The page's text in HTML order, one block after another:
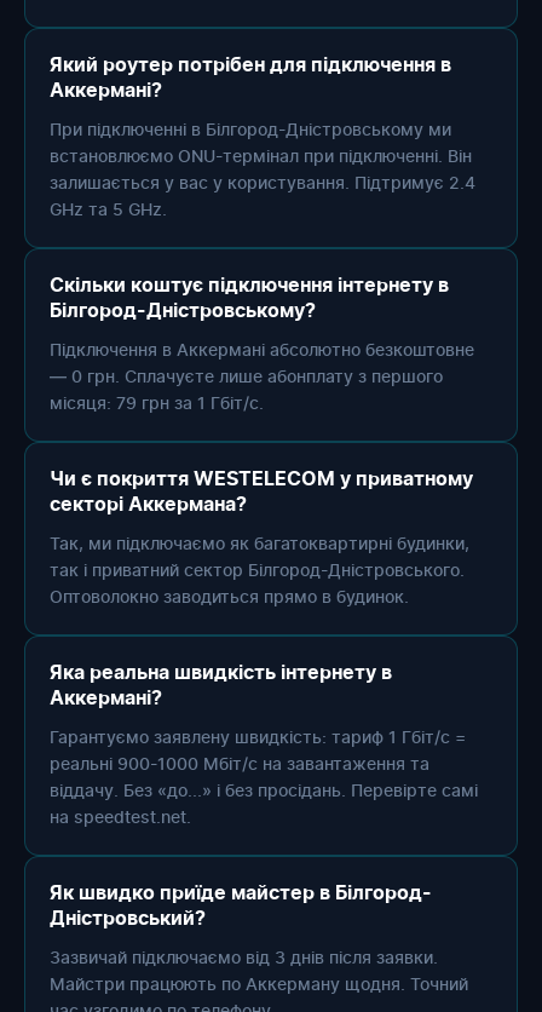
Який роутер потрібен для підключення в
Аккермані?
При підключенні в Білгород-Дністровському ми
встановлюємо ONU-термінал при підключенні. Він
залишається у вас у користування. Підтримує 2.4
GHz та 5 GHz.
Скільки коштує підключення інтернету в
Білгород-Дністровському?
Підключення в Аккермані абсолютно безкоштовне
— 0 грн. Сплачуєте лише абонплату з першого
місяця: 79 грн за 1 Гбіт/с.
Чи є покриття WESTELECOM у приватному
секторі Аккермана?
Так, ми підключаємо як багатоквартирні будинки,
так і приватний сектор Білгород-Дністровського.
Оптоволокно заводиться прямо в будинок.
Яка реальна швидкість інтернету в
Аккермані?
Гарантуємо заявлену швидкість: тариф 1 Гбіт/с =
реальні 900-1000 Мбіт/с на завантаження та
віддачу. Без «до...» і без просідань. Перевірте самі
на speedtest.net.
Як швидко приїде майстер в Білгород-
Дністровський?
Зазвичай підключаємо від 3 днів після заявки.
Майстри працюють по Аккерману щодня. Точний